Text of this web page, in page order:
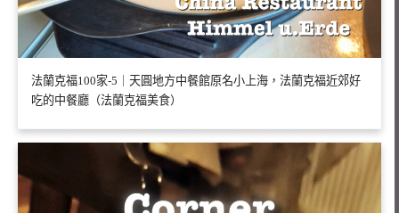
法蘭克福100家-5｜天圓地方中餐館原名小上海，法蘭克福近郊好
吃的中餐廳（法蘭克福美食）